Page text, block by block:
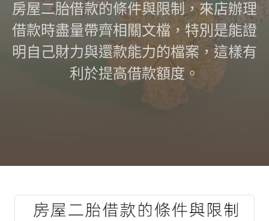
房屋二胎借款的條件與限制，來店辦理
借款時盡量帶齊相關文檔，特別是能證
明自己財力與還款能力的檔案，這樣有
利於提高借款額度。